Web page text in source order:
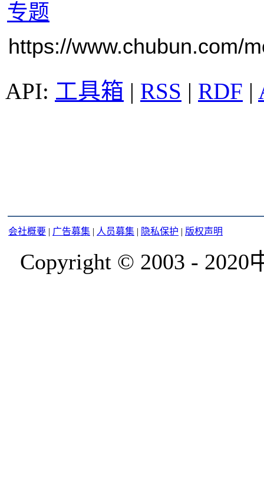
专题
https://www.chubun.com/
工具箱 | RSS | RDF |
会社概要 | 广告募集 | 人员募集 | 隐私保护 | 版权声明
Copyright © 2003 -